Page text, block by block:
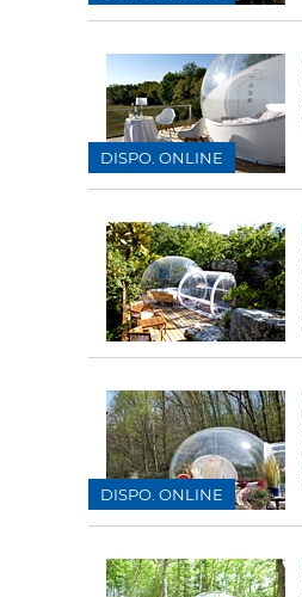
DISPO. ONLINE
DISPO. ONLINE